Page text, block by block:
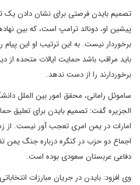
تصمیم بایدن فرصتی برای نشان دادن
پیشین او، دونالد ترامپ است، که بین
برخوردار نیست. به این ترتیب او این
باید مراقب باشد حمایت ایالات متحده از
برخوردارند را از دست ندهد.
ساموئل رامانی، محقق امور بین الملل
الجزیره گفت: تصمیم بایدن برای تعلیق
اجماع دو حزب در کنگره درباره جنگ یمن
دفاعی عربستان سعودی بوده است.
وی افزود: بایدن در جریان مبارزات